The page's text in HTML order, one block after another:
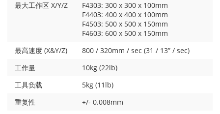
最大工作区 X/Y/Z
F4303: 300 x 300 x 100mm
F4403: 400 x 400 x 100mm
F4503: 500 x 500 x 150mm
F4603: 600 x 500 x 150mm
最高速度 (X&Y/Z)
800 / 320mm / sec (31 / 13” / sec)
工作量
10kg (22lb)
工具负载
5kg (11lb)
重复性
+/- 0.008mm